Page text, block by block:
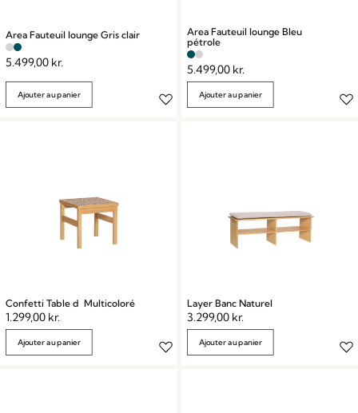
Area Fauteuil lounge Gris clair
5.499,00 kr.
Ajouter au panier
Area Fauteuil lounge Bleu
pétrole
5.499,00 kr.
Ajouter au panier
Confetti Table d Multicoloré
1.299,00 kr.
Ajouter au panier
Layer Banc Naturel
3.299,00 kr.
Ajouter au panier